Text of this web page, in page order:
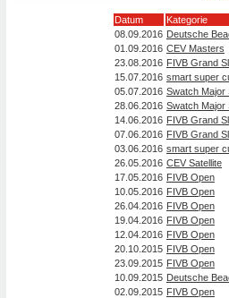
Datum
Kategorie
08.09.2016 Deutsche
01.09.2016 CEV Masters
23.08.2016 FIVB Grand
15.07.2016 smart super
05.07.2016 Swatch Major
28.06.2016 Swatch Major
14.06.2016 FIVB Grand
07.06.2016 FIVB Grand
03.06.2016 smart super
26.05.2016 CEV Satellite
17.05.2016 FIVB Open
10.05.2016 FIVB Open
26.04.2016 FIVB Open
19.04.2016 FIVB Open
12.04.2016 FIVB Open
20.10.2015 FIVB Open
23.09.2015 FIVB Open
10.09.2015 Deutsche
02.09.2015 FIVB Open